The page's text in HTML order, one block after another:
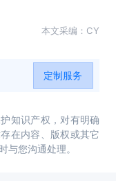
本文采编：CY
定制服务
知识产权，对有明确
在内容、版权或其它
您沟通处理。